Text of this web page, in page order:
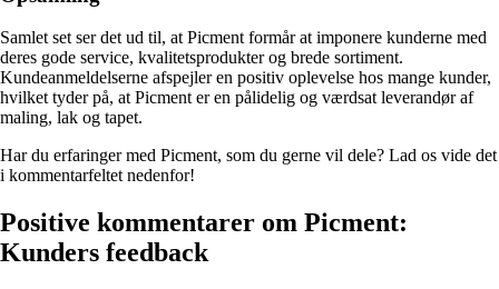
Samlet set ser det ud til, at Picment formår at imponere kunderne med
deres gode service, kvalitetsprodukter og brede sortiment.
Kundeanmeldelserne afspejler en positiv oplevelse hos mange kunder,
hvilket tyder på, at Picment er en pålidelig og værdsat leverandør af
maling, lak og tapet.
Har du erfaringer med Picment, som du gerne vil dele? Lad os vide det
i kommentarfeltet nedenfor!
Positive kommentarer om Picment:
Kunders feedback